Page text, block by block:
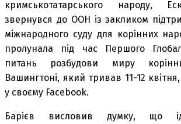
кримськотатарського народу,
звернувся до ООН із закликом
міжнародного суду для корінних
пролунала під час Першого
питань розбудови миру
Вашингтоні, який тривав 11-12
у своєму Facebook.
Барієв висловив думку, що